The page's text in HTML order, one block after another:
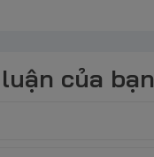
của bạn